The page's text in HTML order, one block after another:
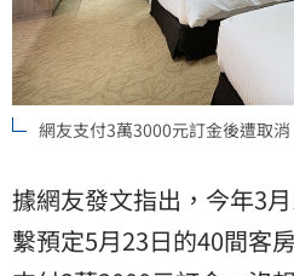
網友支付3萬3000元訂金後遭取消
據網友發文指出，今年3
繫預定5月23日的40間客